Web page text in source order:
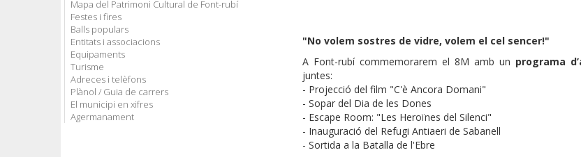
Mapa del Patrimoni Cultural de Font-rubí
Festes i fires
Balls populars
Entitats i associacions
Equipaments
Turisme
Adreces i telèfons
Plànol / Guia de carrers
El municipi en xifres
Agermanament
"No volem sostres de vidre, volem el cel sencer!"
A Font-rubí commemorarem el 8M amb un programa
juntes:
- Projecció del film "C'è Ancora Domani"
- Sopar del Dia de les Dones
- Escape Room: "Les Heroïnes del Silenci"
- Inauguració del Refugi Antiaeri de Sabanell
- Sortida a la Batalla de l'Ebre